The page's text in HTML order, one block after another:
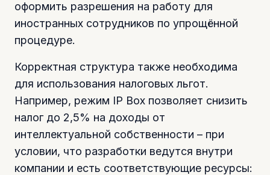
оформить разрешения на работу для
иностранных сотрудников по упрощённой
процедуре.
Корректная структура также необходима
для использования налоговых льгот.
Например, режим IP Box позволяет снизить
налог до 2,5% на доходы от
интеллектуальной собственности – при
условии, что разработки ведутся внутри
компании и есть соответствующие ресурсы: